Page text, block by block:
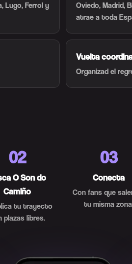
Lugo, Ferrol y
Oviedo, Madrid,
atrae a toda
Vuelta
Organizad el
02
O Son do
Camiño
tu trayecto
plazas libres.
03
Conecta
Con fans que
tu misma